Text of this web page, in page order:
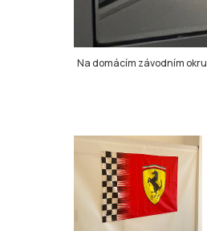
Na domácím závodním